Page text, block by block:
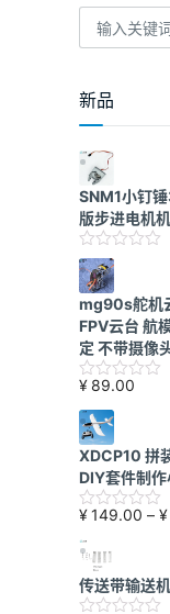
新品
SNM1小钉
版步进电机
mg90s舵机
FPV云台 航
定 不带摄像
¥ 89.00
XDCP10 拼
DIY套件制
¥149.00 – ¥
传送带输送